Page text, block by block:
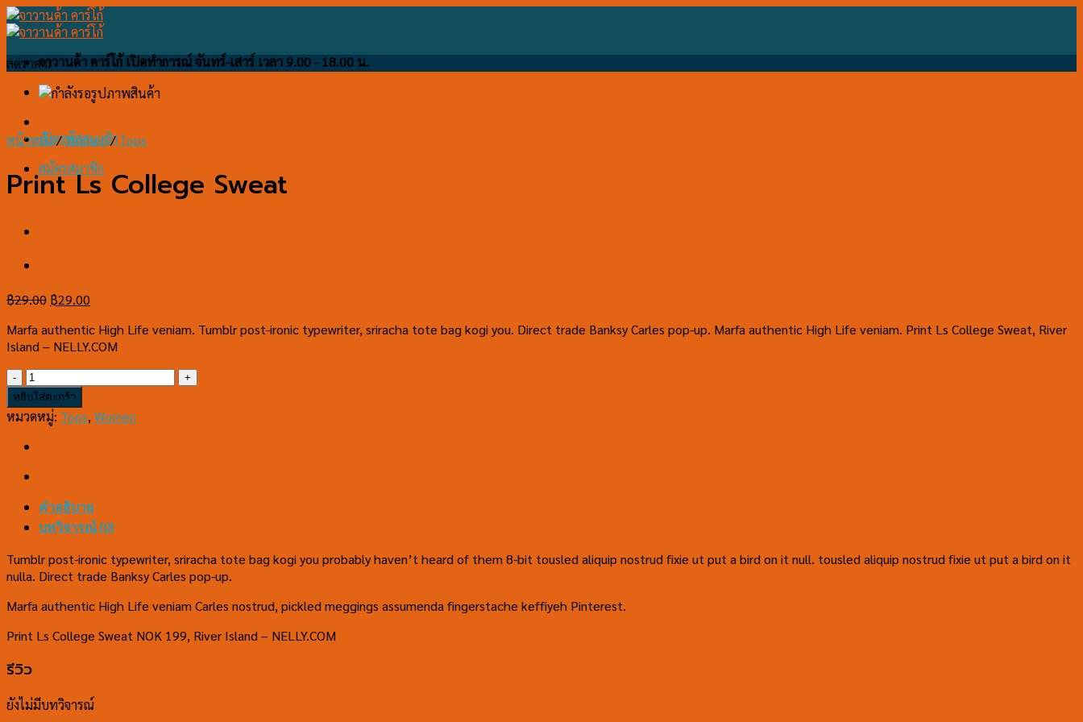
Skip
to
จาวานด้า คาร์โก้ เปิดทำการณ์ จันทร์-เสาร์ เวลา 9.00 - 18.00 น.
เปิดรหัสสมาชิก
สมัครสมาชิก
ลดราคา!
หน้าหลัก/Women/ Tops
Print Ls College Sweat
฿29.00 Original
was:
฿29.00.
฿29.00
is:
฿29.00.
Marfa authentic High Life veniam. Tumblr post-ironic typewriter, sriracha tote bag kogi you. Direct trade Banksy Carles pop-up. Marfa authentic High Life veniam. Print Ls College Sweat, River
Island – NELLY.COM
จำนวน
Print
Ls
College
Sweat
หยิบใส่ตะกร้า
หมวดหมู่: Tops, Women
คำอธิบาย
บทวิจารณ์ (0)
Tumblr post-ironic typewriter, sriracha tote bag kogi you probably haven’t heard of them 8-bit tousled aliquip nostrud fixie ut put a bird on it null. tousled aliquip nostrud fixie ut put a bird on it
nulla. Direct trade Banksy Carles pop-up.
Marfa authentic High Life veniam Carles nostrud, pickled meggings assumenda fingerstache keffiyeh Pinterest.
Print Ls College Sweat NOK 199, River Island – NELLY.COM
รีวิว
ยังไม่มีบทวิจารณ์